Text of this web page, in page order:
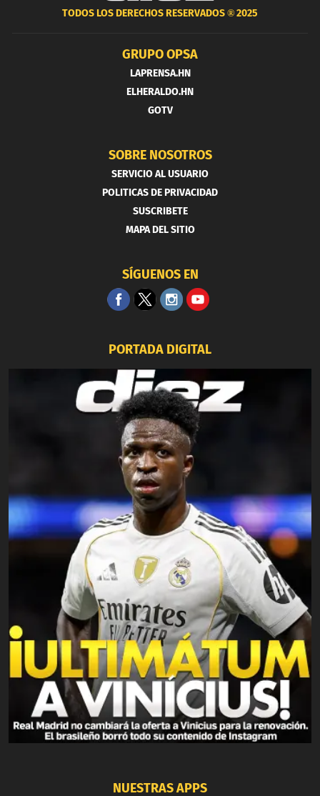
TODOS LOS DERECHOS RESERVADOS ®2025
GRUPO OPSA
LAPRENSA.HN
ELHERALDO.HN
GOTV
SOBRE NOSOTROS
SERVICIO AL USUARIO
POLITICAS DE PRIVACIDAD
SUSCRIBETE
MAPA DEL SITIO
SÍGUENOS EN
PORTADA DIGITAL
NUESTRAS APPS